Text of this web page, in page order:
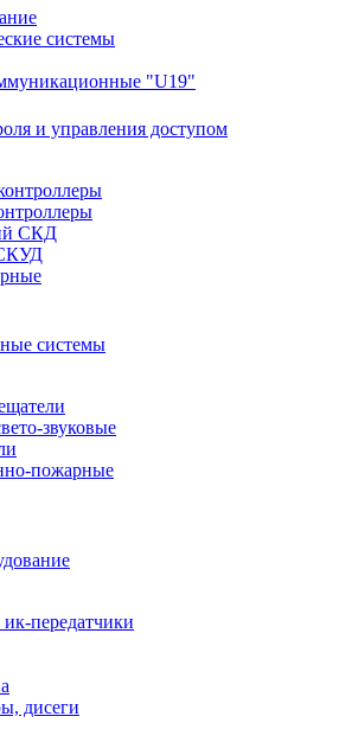
системы
"U19"
и управления доступом
СКД
системы
звуковые
пожарные
передатчики
дисеги